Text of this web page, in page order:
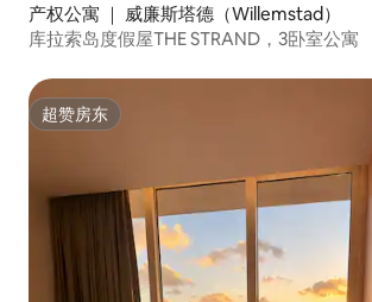
产权公寓 ｜ 威廉斯塔德（Willemstad）
库拉索岛度假屋THE STRAND，3卧室公寓
超赞房东
超赞房东